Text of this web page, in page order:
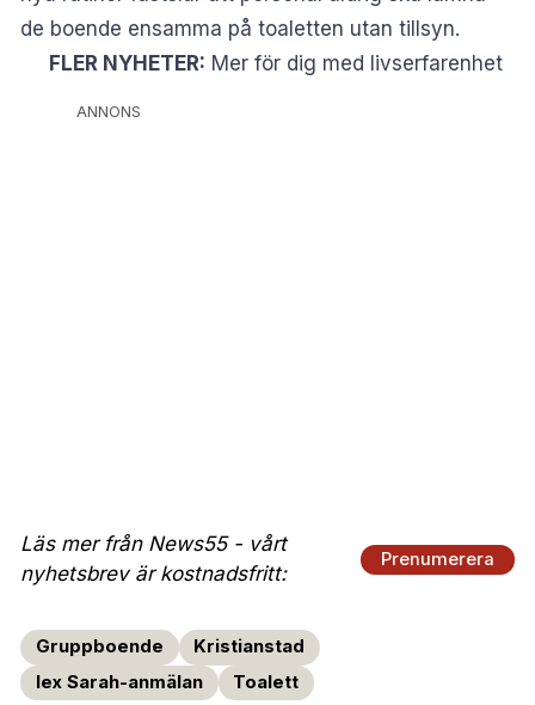
de boende ensamma på toaletten utan tillsyn.
FLER NYHETER: Mer för dig med livserfarenhet
ANNONS
Läs mer från News55 - vårt
nyhetsbrev är kostnadsfritt:
Prenumerera
Gruppboende
Kristianstad
lex Sarah-anmälan
Toalett